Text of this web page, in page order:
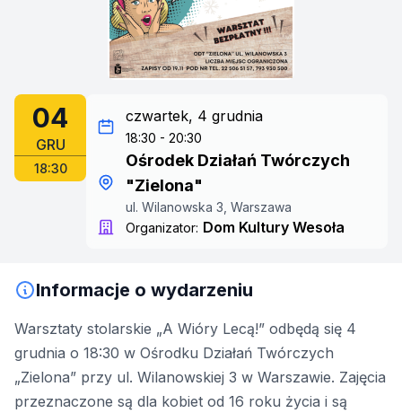
04
GRU
18:30
czwartek, 4 grudnia
18:30 - 20:30
Ośrodek Działań Twórczych
"Zielona"
ul. Wilanowska 3, Warszawa
Organizator: Dom Kultury Wesoła
Informacje o wydarzeniu
Warsztaty stolarskie „A Wióry Lecą!” odbędą się 4
grudnia o 18:30 w Ośrodku Działań Twórczych
„Zielona” przy ul. Wilanowskiej 3 w Warszawie. Zajęcia
przeznaczone są dla kobiet od 16 roku życia i są